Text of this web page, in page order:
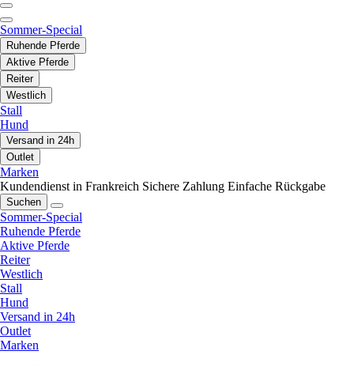
Sommer-Special
Ruhende Pferde
Aktive Pferde
Reiter
Westlich
Stall
Hund
Versand in 24h
Outlet
Marken
Kundendienst in Frankreich Sichere Zahlung Einfache Rückgabe
Suchen
Sommer-Special
Ruhende Pferde
Aktive Pferde
Reiter
Westlich
Stall
Hund
Versand in 24h
Outlet
Marken